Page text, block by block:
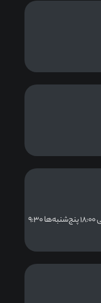
شنبه تا چهارشنبه از ساعت ۹:۳۰ الی ۱۸:۰۰ پنج‌شنبه‌ها ۹:۳۰